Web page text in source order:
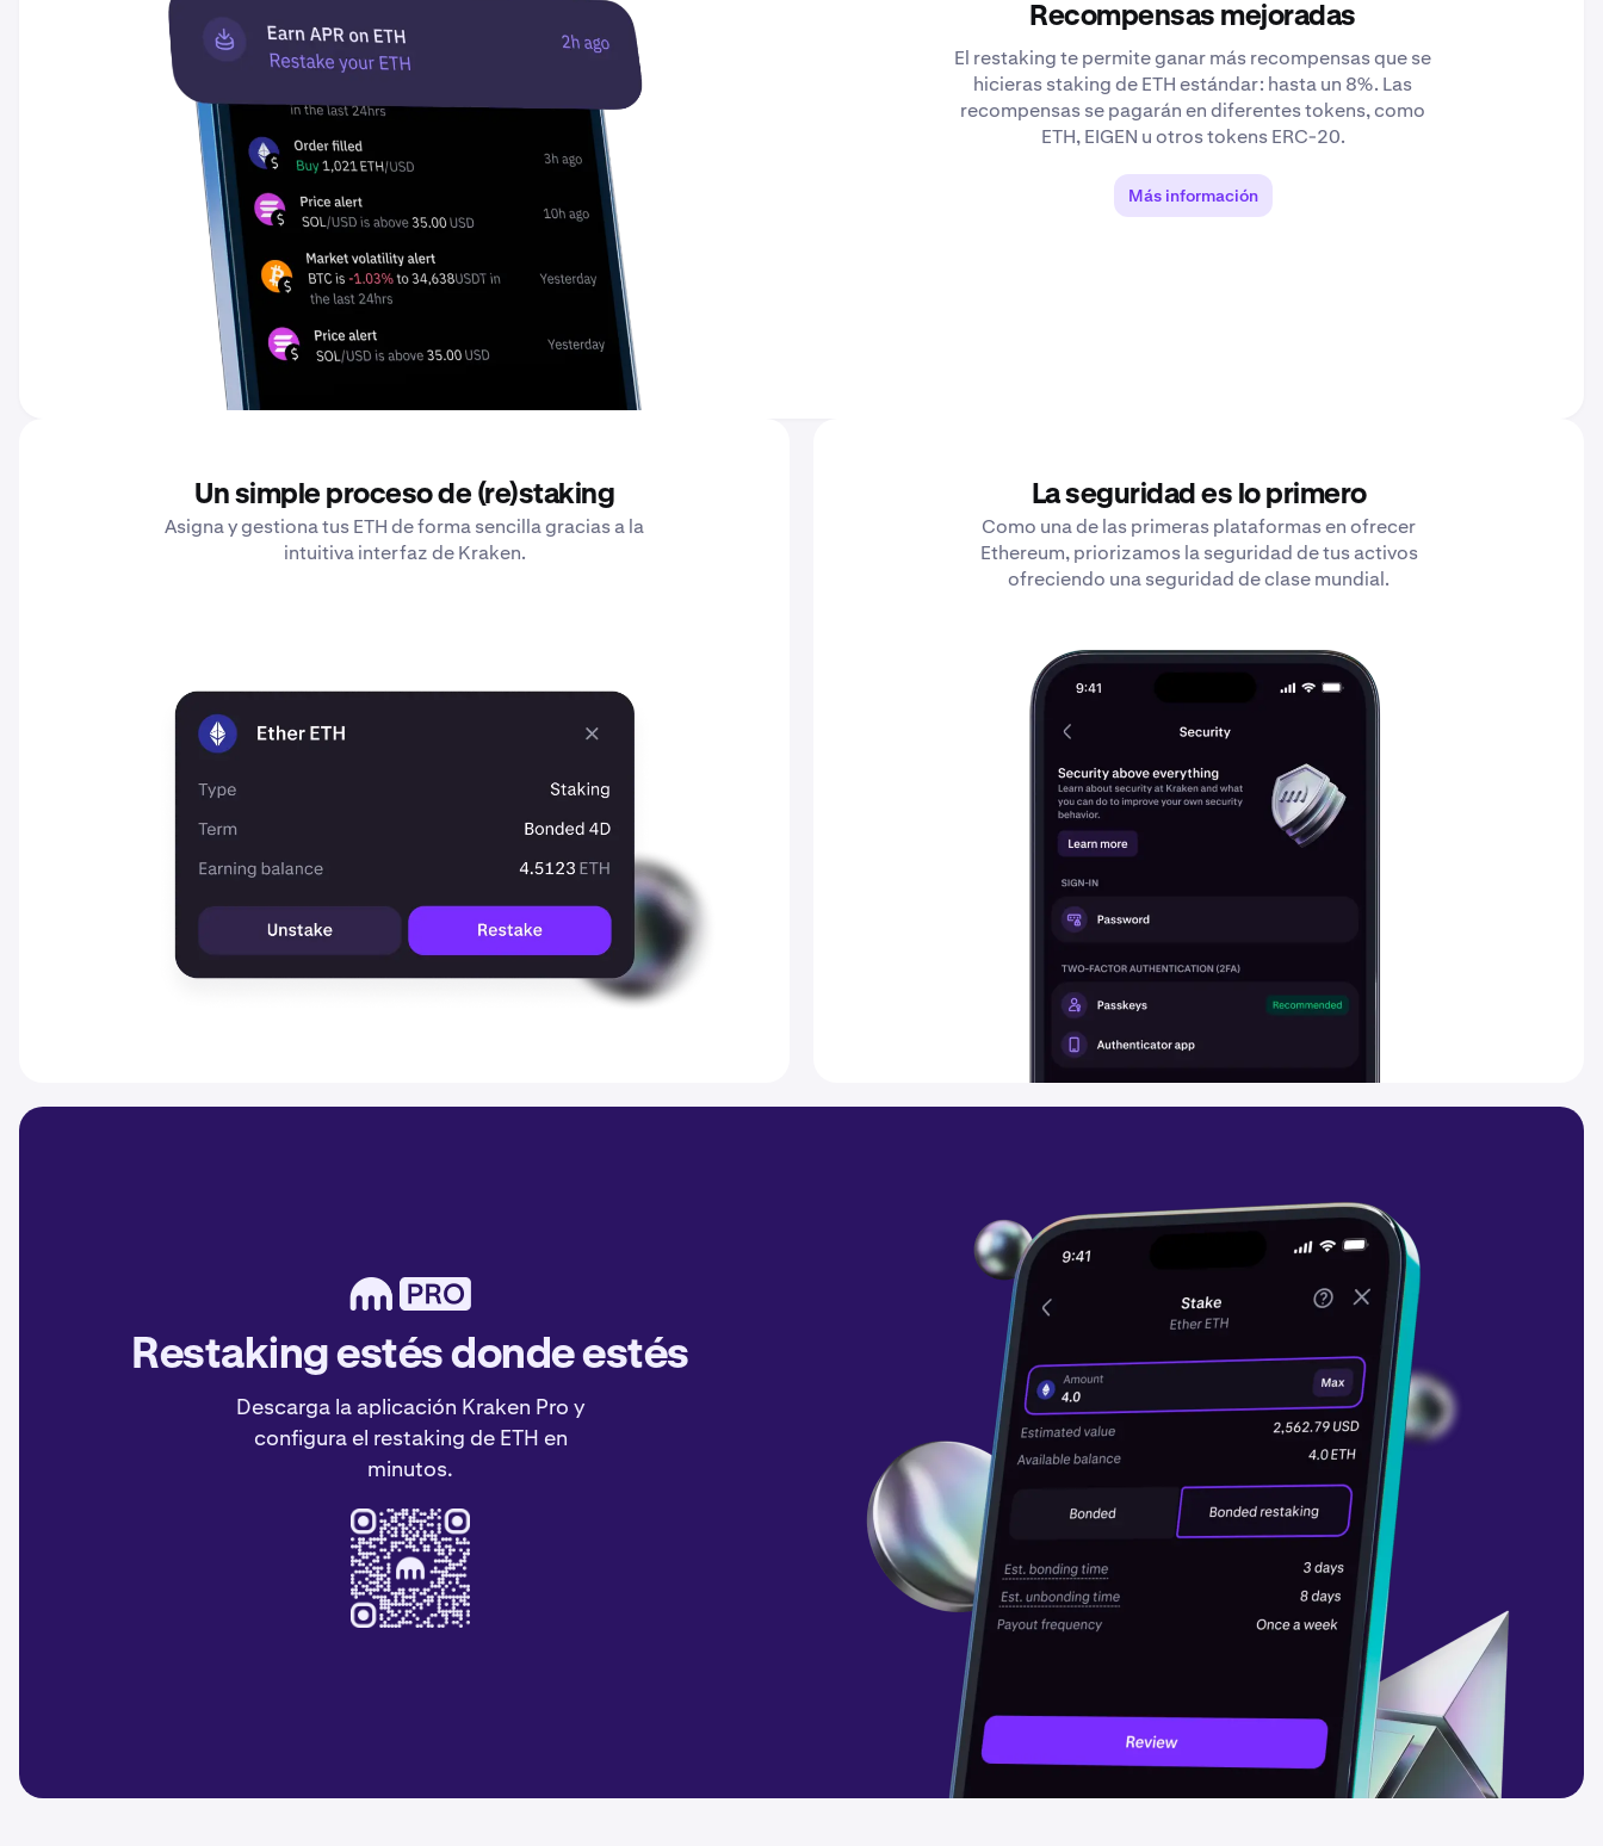
Recompensas mejoradas
El restaking te permite ganar más recompensas que se
hicieras staking de ETH estándar: hasta un 8%. Las
recompensas se pagarán en diferentes tokens, como
ETH, EIGEN u otros tokens ERC-20.
Más información
Un simple proceso de (re)staking
Asigna y gestiona tus ETH de forma sencilla gracias a la
intuitiva interfaz de Kraken.
La seguridad es lo primero
Como una de las primeras plataformas en ofrecer
Ethereum, priorizamos la seguridad de tus activos
ofreciendo una seguridad de clase mundial.
Restaking estés donde estés
Descarga la aplicación Kraken Pro y
configura el restaking de ETH en
minutos.